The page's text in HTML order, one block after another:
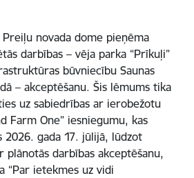
novada dome pieņēma
darbības – vēja parka “Prīkuļi”
būvniecību Saunas
– akceptēšanu. Šis lēmums tika
uz sabiedrības ar ierobežotu
Farm One” iesniegumu, kas
2026. gada 17. jūlijā, lūdzot
darbības akceptēšanu,
“Par ietekmes uz vidi